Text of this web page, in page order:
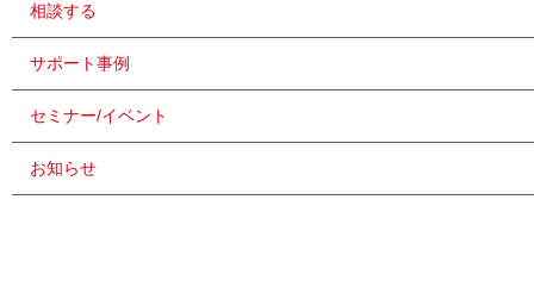
相談する
サポート事例
セミナー/イベント
お知らせ